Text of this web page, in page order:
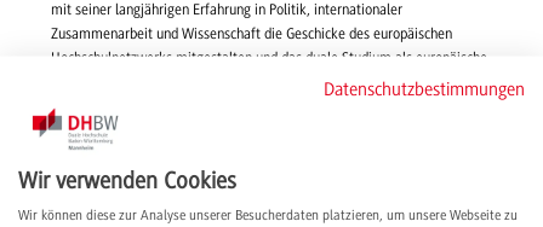
mit seiner langjährigen Erfahrung in Politik, internationaler
Zusammenarbeit und Wissenschaft die Geschicke des europäischen
Hochschulnetzwerks mitgestalten und das duale Studium als europäische
weiterlesen
Datenschutzbestimmungen
Wir verwenden Cookies
Wir können diese zur Analyse unserer Besucherdaten platzieren, um unsere Webseite zu